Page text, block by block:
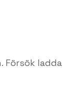
Försök ladda